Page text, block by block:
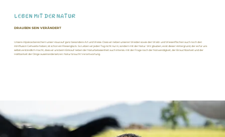
DRAUßEN SEIN VERÄNDERT
LEBEN MIT DER NATUR
Unsere Alpakas bereichern unser Haus auf ganz besondere Art und Weise. Dass wir neben unseren Weiden sowie den Wald- und Wiesenflächen auch noch den
Almfluss in Gehweite haben, ist schon ein Riesenglück. So Leben wir jeden Tag nicht nur in, sondern mit der Natur. Wir glauben, es ist dieser Hintergrund, der es für uns
selbstverständlich macht, dass wir uns beim Einkauf neben der Naturbelassenheit auch intensiv mit der Frage nach der Notwendigkeit, der Brauchbarkeit und der
Haltbarkeit der Dinge auseinandersetzen. Natur braucht Verantwortung.